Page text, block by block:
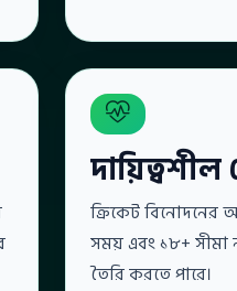
দায়িত্বশীল
ক্রিকেট বিনোদনের
সময় এবং ১৮+ সীমা
তৈরি করতে পারে।